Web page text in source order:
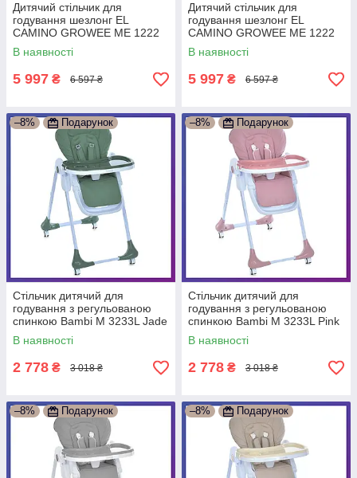
Дитячий стільчик для
годування шезлонг EL
CAMINO GROWEE ME 1222
Sage Green Зелений
В наявності
5 997 ₴ 6 597 ₴
Дитячий стільчик для
годування шезлонг EL
CAMINO GROWEE ME 1222
White Білий
В наявності
5 997 ₴ 6 597 ₴
–8% Подарунок
Стільчик дитячий для
годування з регульованою
спинкою Bambi M 3233L Jade
Green Зелений
В наявності
2 778 ₴ 3 018 ₴
–8% Подарунок
Стільчик дитячий для
годування з регульованою
спинкою Bambi M 3233L Pink
Рожевий
В наявності
2 778 ₴ 3 018 ₴
–8% Подарунок –8% Подарунок